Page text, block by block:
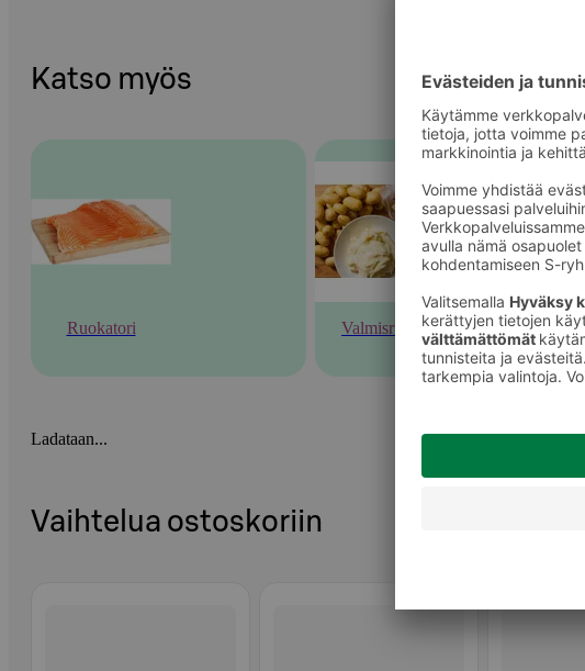
Katso myös
Ruokatori Valmisruoka
Ladataan...
Vaihtelua ostoskoriin